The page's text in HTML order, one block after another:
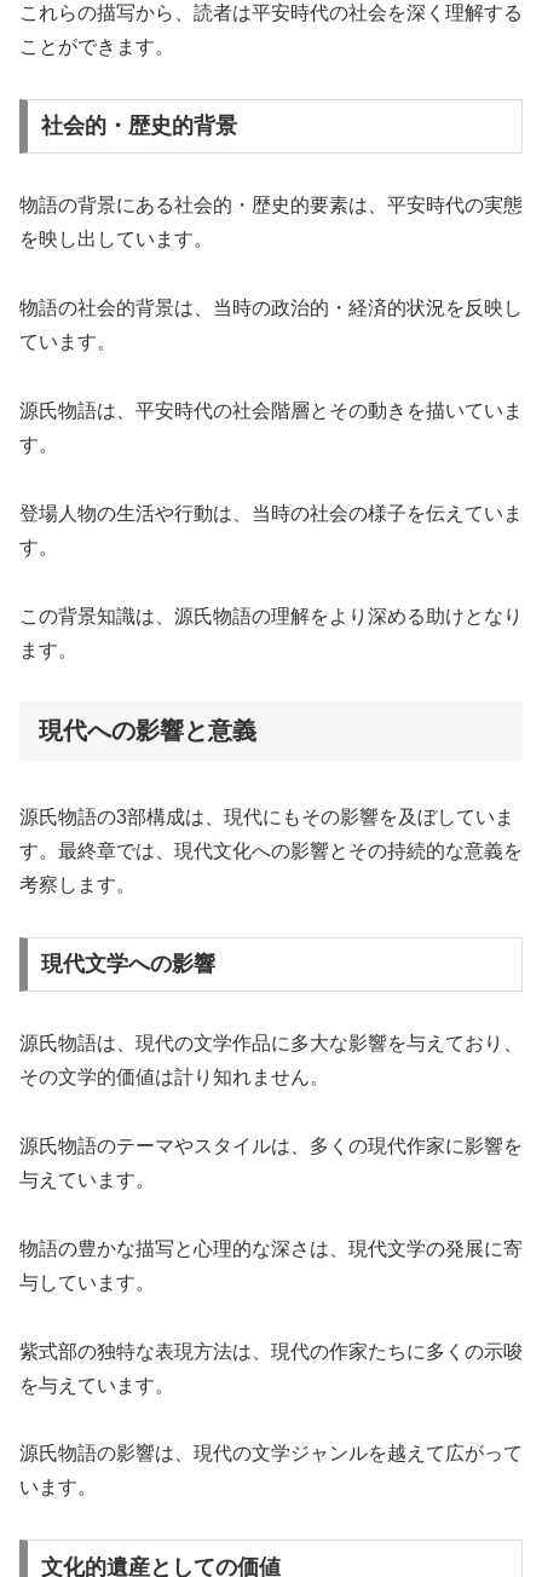
これらの描写から、読者は平安時代の社会を深く理解する
ことができます。
社会的・歴史的背景
物語の背景にある社会的・歴史的要素は、平安時代の実態
を映し出しています。
物語の社会的背景は、当時の政治的・経済的状況を反映し
ています。
源氏物語は、平安時代の社会階層とその動きを描いていま
す。
登場人物の生活や行動は、当時の社会の様子を伝えていま
す。
この背景知識は、源氏物語の理解をより深める助けとなり
ます。
現代への影響と意義
源氏物語の3部構成は、現代にもその影響を及ぼしていま
す。最終章では、現代文化への影響とその持続的な意義を
考察します。
現代文学への影響
源氏物語は、現代の文学作品に多大な影響を与えており、
その文学的価値は計り知れません。
源氏物語のテーマやスタイルは、多くの現代作家に影響を
与えています。
物語の豊かな描写と心理的な深さは、現代文学の発展に寄
与しています。
紫式部の独特な表現方法は、現代の作家たちに多くの示唆
を与えています。
源氏物語の影響は、現代の文学ジャンルを越えて広がって
います。
文化的遺産としての価値